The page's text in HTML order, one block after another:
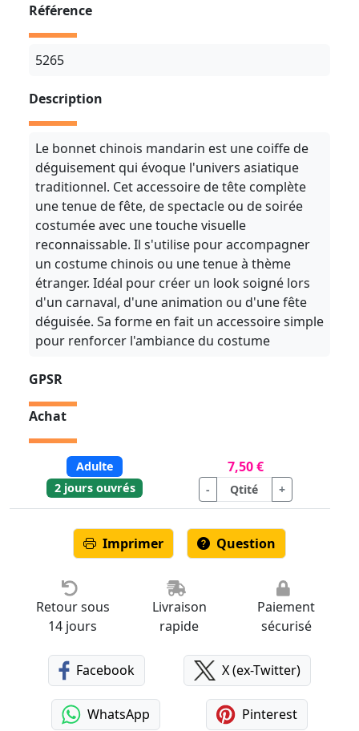
Référence
5265
Description
Le bonnet chinois mandarin est une coiffe de
déguisement qui évoque l'univers asiatique
traditionnel. Cet accessoire de tête complète
une tenue de fête, de spectacle ou de soirée
costumée avec une touche visuelle
reconnaissable. Il s'utilise pour accompagner
un costume chinois ou une tenue à thème
étranger. Idéal pour créer un look soigné lors
d'un carnaval, d'une animation ou d'une fête
déguisée. Sa forme en fait un accessoire simple
pour renforcer l'ambiance du costume
GPSR
Achat
Adulte 7,50 €
2 jours ouvrés - +
Imprimer Question
Retour sous
14 jours
Livraison
rapide
Paiement
sécurisé
Facebook X (ex-Twitter)
WhatsApp Pinterest